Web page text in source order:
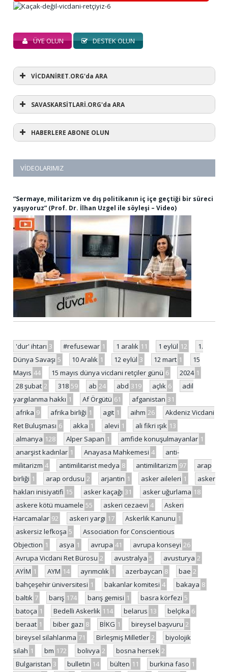
ÜYE OLUN DESTEK OLUN
VİCDANİRET.ORG'da ARA
SAVASKARSİTLARİ.ORG'da ARA
HABERLERE ABONE OLUN
VIDEOLARIMIZ
“Sermaye, militarizm ve dış politikanın iç içe geçtiği bir süreci
yaşıyoruz” (Prof. Dr. İlhan Uzgel ile söyleşi – Video)
'dur' ihtarı 3 #refusewar 1 1 aralık 11 1 eylül 12
1.
Dünya Savaşı 5 10 Aralık 1 12 eylül 3 12 mart 1
15
Mayıs 44 15 mayıs dünya vicdani retçiler günü 6 2024 1
28 şubat 2 318 59 ab 24 abd 319 açlık 6
adil
yargılanma hakkı 1 Af Örgütü 61 afganistan 31
afrika 9 afrika birliği 1 agit 1 aihm 26
Akdeniz Vicdani
Ret Buluşması 6 akka 1 alevi 1 ali fikri ışık 13
almanya 128 Alper Sapan 1 amfide konuşulmayanlar 1
anarşist kadınlar 1 Anayasa Mahkemesi 4
anti-
militarizm 4 antimilitarist medya 8 antimilitarizm 97
arap
birliği 1 arap ordusu 2 arjantin 1 asker aileleri 1
asker
hakları inisiyatifi 15 asker kaçağı 31 asker uğurlama 18
askere kötü muamele 55 askeri cezaevi 4
Askeri
Harcamalar 92 askeri yargı 17 Askerlik Kanunu 1
askersiz lefkoşa 5
Association for Conscientious
Objection 1 asya 1 avrupa 41 avrupa konseyi 26
Avrupa Vicdani Ret Bürosu 2 avustralya 5 avusturya 2
AYİM 1 AYM 14 ayrımcılık 1 azerbaycan 8 bae 2
bahçeşehir üniversitesi 1 bakanlar komitesi 4 bakaya 8
baltık 7 barış 174 barış gemisi 1 basra körfezi 5
batoça 1 Bedelli Askerlik 114 belarus 13 belçika 6
beraat 1 biber gazı 8 BİKG 1 bireysel başvuru 2
bireysel silahlanma 71 Birleşmiş Milletler 2
biyolojik
silah 1 bm 172 bolivya 2 bosna hersek 2
Bulgaristan 3 bulletin 14 bülten 11 burkina faso 1